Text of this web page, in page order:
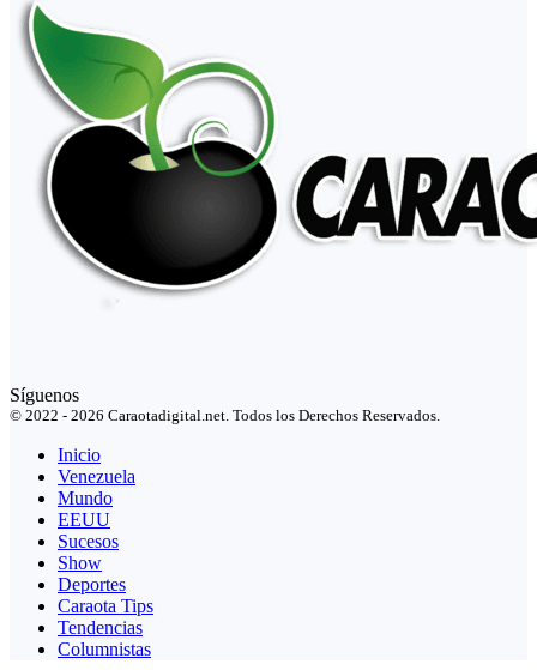
Síguenos
© 2022 - 2026 Caraotadigital.net. Todos los Derechos Reservados.
Inicio
Venezuela
Mundo
EEUU
Sucesos
Show
Deportes
Caraota Tips
Tendencias
Columnistas